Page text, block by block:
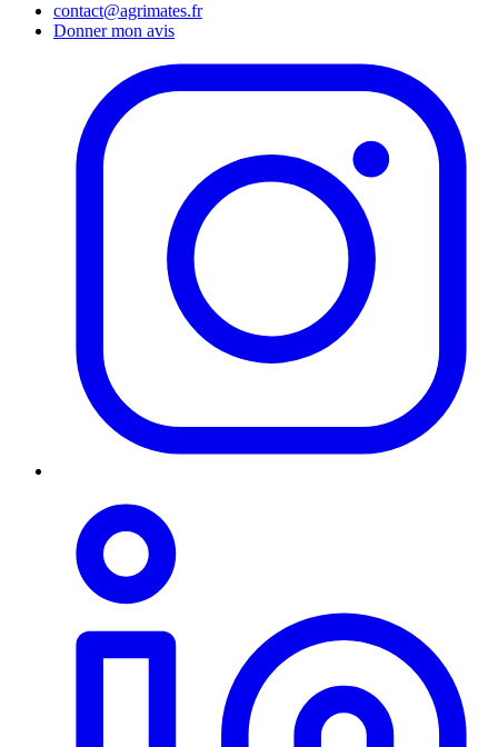
contact@agrimates.fr
Donner mon avis